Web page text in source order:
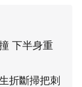
下半身重
折斷掃把刺